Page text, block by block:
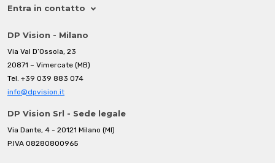
Entra in contatto
DP Vision - Milano
Via Val D’Ossola, 23
20871 – Vimercate (MB)
Tel. +39 039 883 074
info@dpvision.it
DP Vision Srl - Sede legale
Via Dante, 4 - 20121 Milano (MI)
P.IVA 08280800965